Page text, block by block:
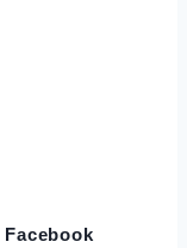
Facebook